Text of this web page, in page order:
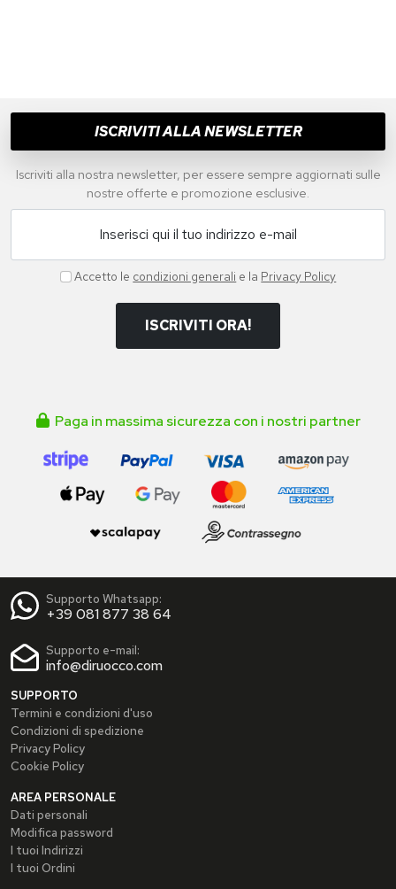
ISCRIVITI ALLA NEWSLETTER
Iscriviti alla nostra newsletter, per essere sempre aggiornati sulle
nostre offerte e promozione esclusive.
Inserisci qui il tuo indirizzo e-mail
Accetto le condizioni generali e la Privacy Policy
ISCRIVITI ORA!
Paga in massima sicurezza con i nostri partner
Supporto Whatsapp:
+39 081 877 38 64
Supporto e-mail:
info@diruocco.com
SUPPORTO
Termini e condizioni d'uso
Condizioni di spedizione
Privacy Policy
Cookie Policy
AREA PERSONALE
Dati personali
Modifica password
I tuoi Indirizzi
I tuoi Ordini